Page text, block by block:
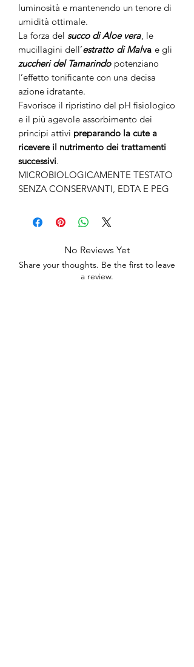
luminosità e mantenendo un tenore di
umidità ottimale.
La forza del succo di Aloe vera , le
mucillagini dell’estratto di Malva e gli
zuccheri del Tamarindo potenziano
l’effetto tonificante con una decisa
azione idratante.
Favorisce il ripristino del pH fisiologico
e il più agevole assorbimento dei
principi attivi preparando la cute a
ricevere il nutrimento dei trattamenti
successivi.
MICROBIOLOGICAMENTE TESTATO
SENZA CONSERVANTI, EDTA E PEG
No Reviews Yet
Share your thoughts. Be the first to leave
a review.